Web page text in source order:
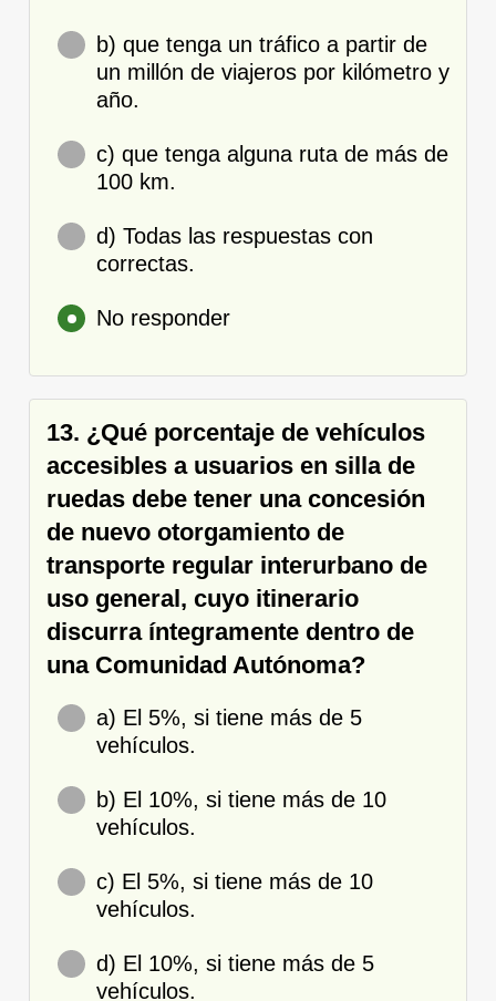
b) que tenga un tráfico a partir de
un millón de viajeros por kilómetro y
año.
c) que tenga alguna ruta de más de
100 km.
d) Todas las respuestas con
correctas.
No responder
13. ¿Qué porcentaje de vehículos
accesibles a usuarios en silla de
ruedas debe tener una concesión
de nuevo otorgamiento de
transporte regular interurbano de
uso general, cuyo itinerario
discurra íntegramente dentro de
una Comunidad Autónoma?
a) El 5%, si tiene más de 5
vehículos.
b) El 10%, si tiene más de 10
vehículos.
c) El 5%, si tiene más de 10
vehículos.
d) El 10%, si tiene más de 5
vehículos.